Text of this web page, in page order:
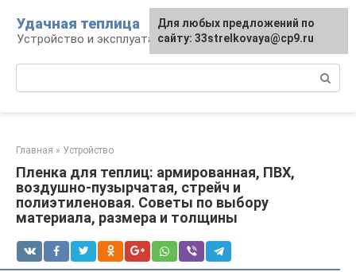
контенту
Удачная теплица
Устройство и эксплуатация теплиц
Главная » Устройство
Пленка для теплиц: армированная, ПВХ,
воздушно-пузырчатая, стрейч и
полиэтиленовая. Советы по выбору
материала, размера и толщины
Для любых предложений по
сайту: 33strelkovaya@cp9.ru